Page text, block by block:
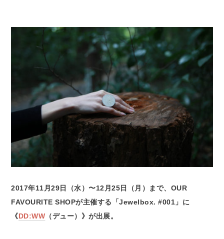
2017年11月29日（水）〜12月25日（月）まで、OUR
FAVOURITE SHOPが主催する「Jewelbox. #001」に
《DD:WW （デュー）》が出展。